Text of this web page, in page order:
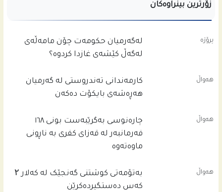
زۆرترین بینراوەکان
پرۆژە
له‌گه‌رمیان حكومه‌ت چۆن مامه‌ڵه‌ى
له‌گه‌ڵ كێشه‌ى غازدا كردوه‌؟
هەواڵ
کارمەندانی تەندروستی لە گەرمیان
هەڕەشەی بایکۆت دەکەن
هەواڵ
چاره‌نوسى به‌گرێبه‌ست بونى ١٦٨
فه‌رمانبه‌ر له‌ قه‌زاى كفرى به‌ ناڕونى
ماوه‌ته‌وه‌
هەواڵ
بەتۆمەتی کوشتنی گەنجێک لە کەلار ۲
کەس دەستگیردەکرێن